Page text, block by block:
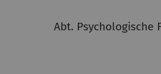
Abt. Psychologische